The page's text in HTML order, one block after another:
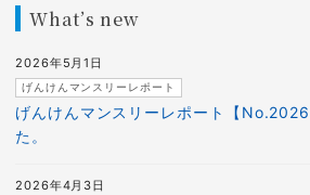
What’s new
げんけんマンスリーレポート【
た。
げんけんマンスリーレポート
2026年5月1日
2026年4月3日